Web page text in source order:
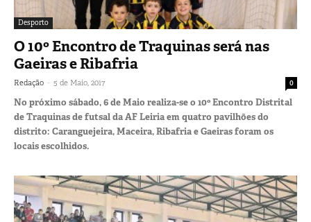
Desporto
O 10º Encontro de Traquinas será nas
Gaeiras e Ribafria
Redação - 5 de Maio, 2017 0
No próximo sábado, 6 de Maio realiza-se o 10º Encontro Distrital
de Traquinas de futsal da AF Leiria em quatro pavilhões do
distrito: Caranguejeira, Maceira, Ribafria e Gaeiras foram os
locais escolhidos.